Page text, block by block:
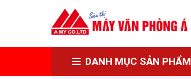
DANH MỤC SẢN PHẨM